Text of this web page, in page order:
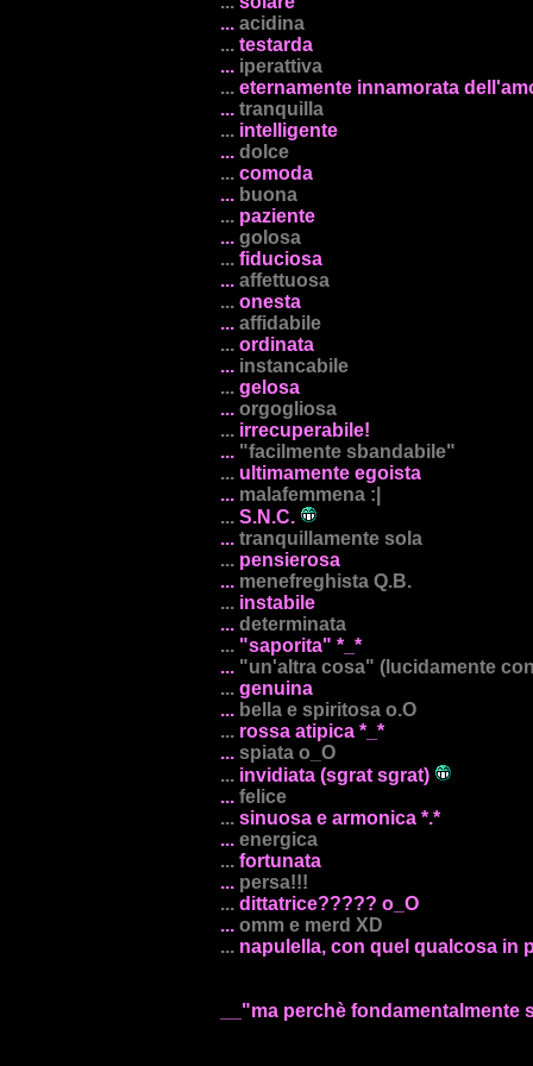
...acidina
...testarda
...iperattiva
...eternamente innamorata
...tranquilla
...intelligente
...dolce
...comoda
...buona
...paziente
...golosa
...fiduciosa
...affettuosa
...onesta
...affidabile
...ordinata
...instancabile
...gelosa
...orgogliosa
...irrecuperabile!
..."facilmente sbandabile"
...ultimamente egoista
...malafemmena :|
...S.N.C.
...tranquillamente sola
...pensierosa
...menefreghista Q.B.
...instabile
...determinata
..."saporita" *_*
..."un'altra cosa" (lucidamente
...genuina
...bella e spiritosa o.O
...rossa atipica *_*
...spiata o_O
...invidiata (sgrat sgrat)
...felice
...sinuosa e armonica *.*
...energica
...fortunata
...persa!!!
...dittatrice????? o_O
...omm e merd XD
...napulella, con quel qualcosa in
__"ma perchè fondamentalmente